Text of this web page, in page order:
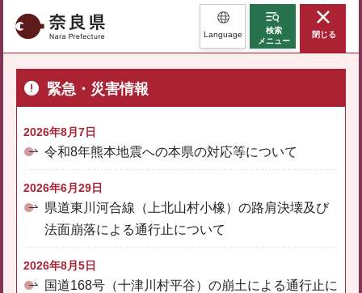
奈良県 Language
検索
メニュー
閉じる
緊急・災害情報
2026年8月7日
令和8年熊本地震への本県の対応等について
2026年6月29日
県道東川河合線（上北山村小橡）の路肩決壊及び
法面崩落による通行止について
2026年8月5日
国道168号（十津川村平谷）の崩土による通行止に